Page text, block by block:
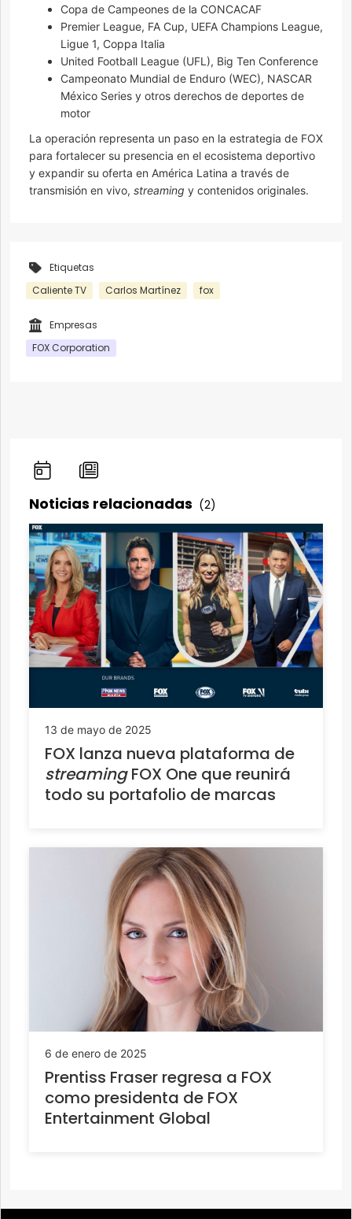
Copa de Campeones de la CONCACAF
Premier League, FA Cup, UEFA Champions League,
Ligue 1, Coppa Italia
United Football League (UFL), Big Ten Conference
Campeonato Mundial de Enduro (WEC), NASCAR
México Series y otros derechos de deportes de
motor
La operación representa un paso en la estrategia de FOX
para fortalecer su presencia en el ecosistema deportivo
y expandir su oferta en América Latina a través de
transmisión en vivo, streaming y contenidos originales.
Etiquetas
Caliente TV
Carlos Martínez fox
Empresas
FOX Corporation
Noticias relacionadas (2)
13 de mayo de 2025
FOX lanza nueva plataforma de
streamingFOX One que reunirá
todo su portafolio de marcas
6 de enero de 2025
Prentiss Fraser regresa a FOX
como presidenta de FOX
Entertainment Global